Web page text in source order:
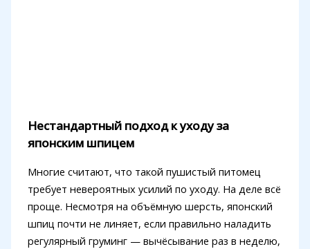
Нестандартный подход к уходу за
японским шпицем
Многие считают, что такой пушистый питомец
требует невероятных усилий по уходу. На деле всё
проще. Несмотря на объёмную шерсть, японский
шпиц почти не линяет, если правильно наладить
регулярный груминг — вычёсывание раз в неделю,